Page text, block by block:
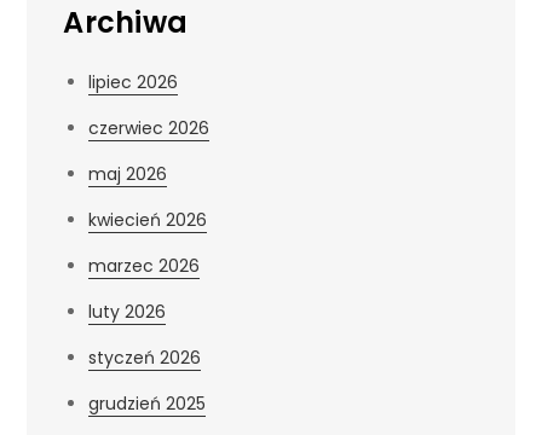
Archiwa
lipiec 2026
czerwiec 2026
maj 2026
kwiecień 2026
marzec 2026
luty 2026
styczeń 2026
grudzień 2025